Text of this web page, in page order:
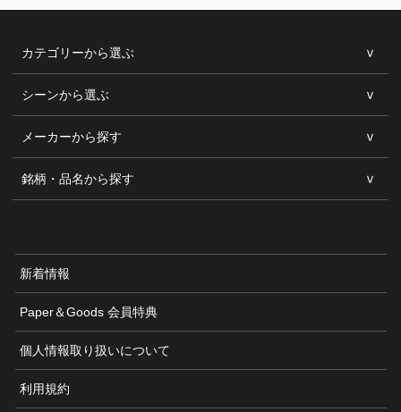
カテゴリーから選ぶ
シーンから選ぶ
メーカーから探す
銘柄・品名から探す
新着情報
Paper＆Goods 会員特典
個人情報取り扱いについて
利用規約